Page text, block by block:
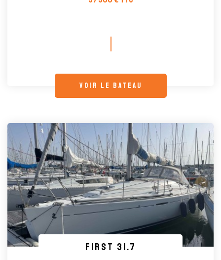
voir le bateau
FIRST 31.7